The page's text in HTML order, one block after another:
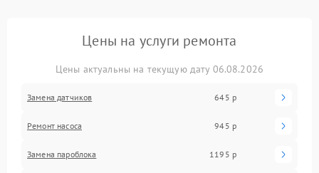
Цены на услуги ремонта
Цены актуальны на текущую дату 06.08.2026
Замена датчиков 645 р
Ремонт насоса 945 р
Замена пароблока 1195 р